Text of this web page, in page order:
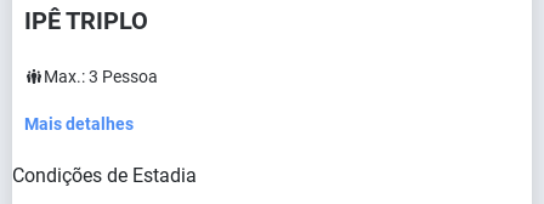
IPÊ TRIPLO
Max.:3 Pessoa
Mais detalhes
Condições de Estadia